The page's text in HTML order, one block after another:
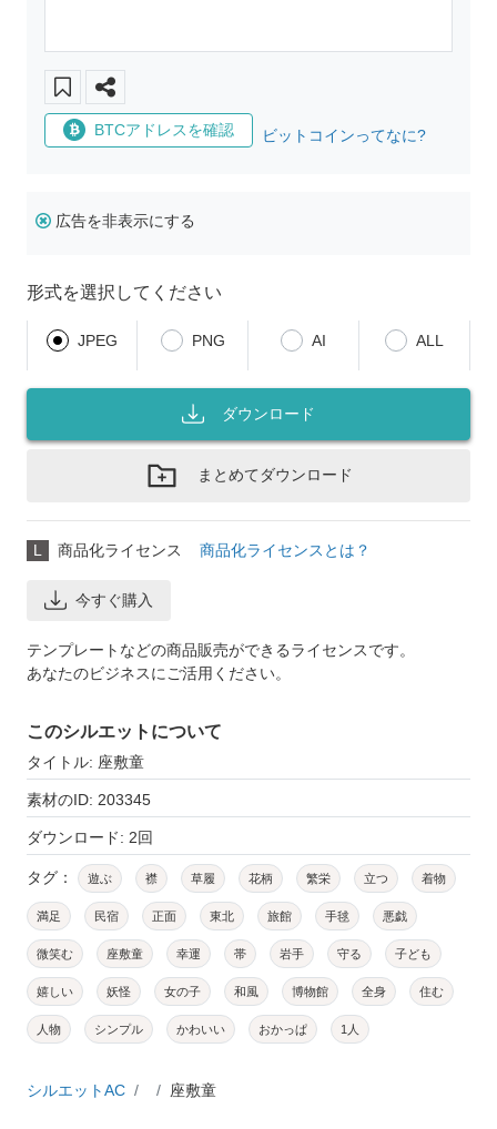
BTCアドレスを確認 ビットコインってなに?
広告を非表示にする
形式を選択してください
JPEG PNG AI ALL
ダウンロード
まとめてダウンロード
L 商品化ライセンス 商品化ライセンスとは？
今すぐ購入
テンプレートなどの商品販売ができるライセンスです。
あなたのビジネスにご活用ください。
このシルエットについて
タイトル: 座敷童
素材のID: 203345
ダウンロード: 2回
タグ： 遊ぶ 襟 草履 花柄 繁栄 立つ 着物
満足 民宿 正面 東北 旅館 手毬 悪戯
微笑む 座敷童 幸運 帯 岩手 守る 子ども
嬉しい 妖怪 女の子 和風 博物館 全身 住む
人物 シンプル かわいい おかっぱ 1人
シルエットAC 座敷童